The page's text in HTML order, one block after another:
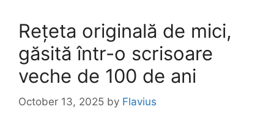
Rețeta originală de mici,
găsită într-o scrisoare
veche de 100 de ani
October 13, 2025 by Flavius